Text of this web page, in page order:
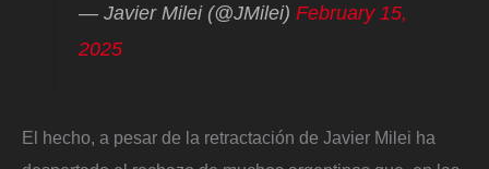
— Javier Milei (@JMilei)February 15,
2025
El hecho, a pesar de la retractación de Javier Milei ha